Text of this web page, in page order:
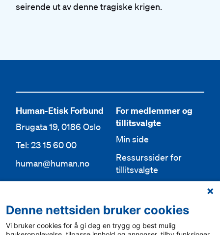
seirende ut av denne tragiske krigen.
Human-Etisk Forbund
Brugata 19, 0186 Oslo
Tel: 23 15 60 00
human@human.no
Aktuelt
For medlemmer og
tillitsvalgte
Min side
Ressurssider for
tillitsvalgte
Bli medlem
Bli frivillig
Denne nettsiden bruker cookies
Vi bruker cookies for å gi deg en trygg og best mulig